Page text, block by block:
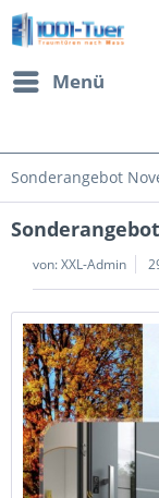
Menü
Sonderangebot
von:XXL-Admin